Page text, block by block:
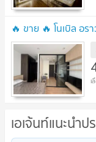
🔥 ขาย 🔥 โนเบิล อ
เอเจ้นท์แนะนำป